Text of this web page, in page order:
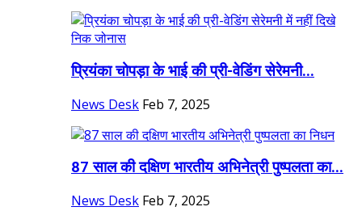
प्रियंका चोपड़ा के भाई की प्री-वेडिंग सेरेमनी...
News Desk Feb 7, 2025
87 साल की दक्षिण भारतीय अभिनेत्री पुष्पलता का...
News Desk Feb 7, 2025